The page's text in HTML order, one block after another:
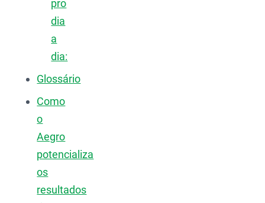
pro
dia
a
dia:
Glossário
Como
o
Aegro
potencializa
os
resultados